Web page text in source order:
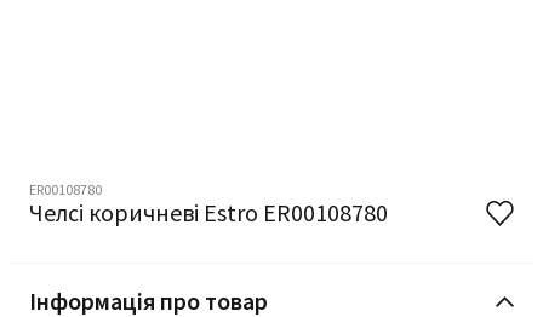
ER00108780
Челсі коричневі Estro ER00108780
Інформація про товар